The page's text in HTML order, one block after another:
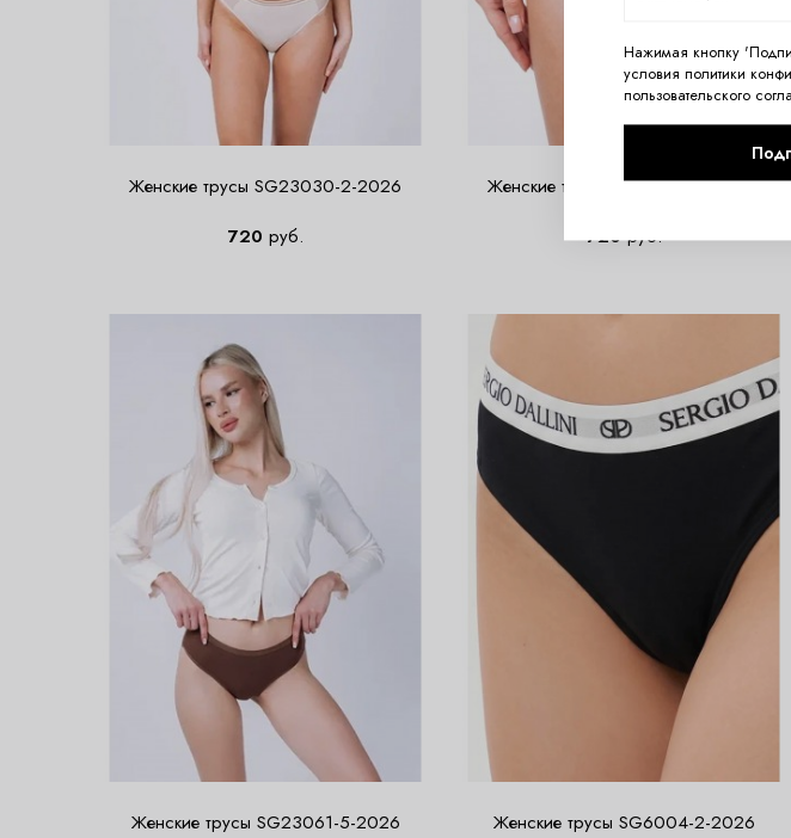
Женские трусы SG23030-2-2026
720 руб.
Женские трусы SG23030-3-2026
720руб.
Женские трусы SG23061-5-2026
Женские трусы SG6004-2-2026
Нажимая кнопку
условия политики
пользовательского